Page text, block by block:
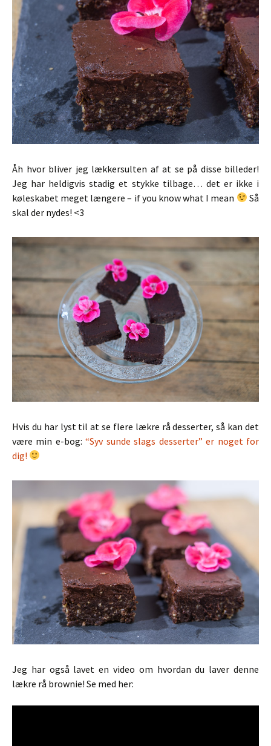
Åh hvor bliver jeg lækkersulten af at se på disse billeder!
Jeg har heldigvis stadig et stykke tilbage… det er ikke i
køleskabet meget længere – if you know what I mean
Så
skal der nydes! <3
Hvis du har lyst til at se flere lækre rå desserter, så kan det
være min e-bog:“Syv sunde slags desserter” er noget for
dig!
Jeg har også lavet en video om hvordan du laver denne
lækre rå brownie! Se med her: